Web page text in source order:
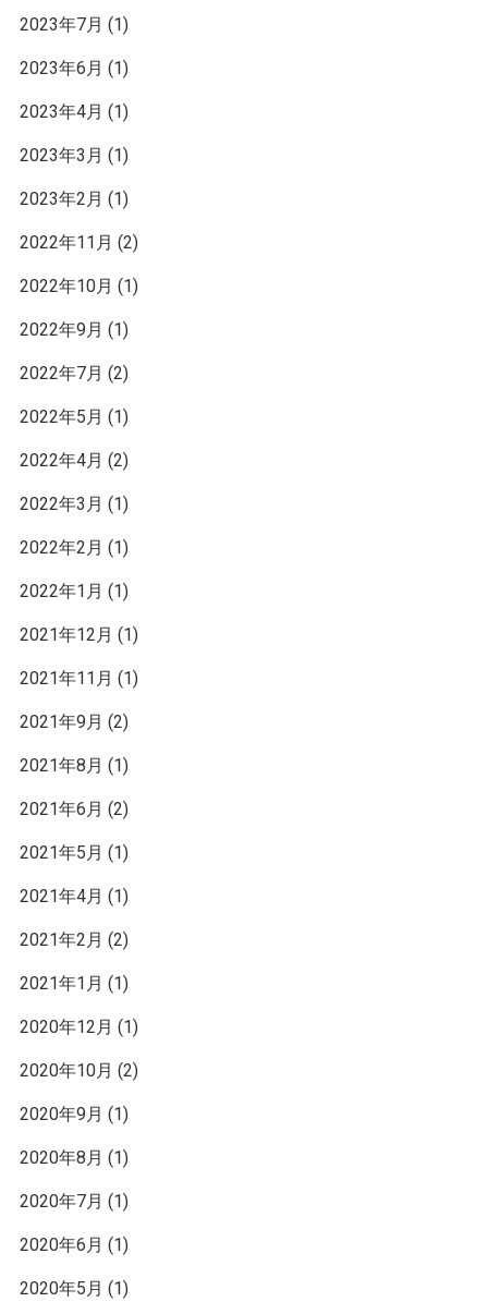
2023年7月 (1)
2023年6月 (1)
2023年4月 (1)
2023年3月 (1)
2023年2月 (1)
2022年11月 (2)
2022年10月 (1)
2022年9月 (1)
2022年7月 (2)
2022年5月 (1)
2022年4月 (2)
2022年3月 (1)
2022年2月 (1)
2022年1月 (1)
2021年12月 (1)
2021年11月 (1)
2021年9月 (2)
2021年8月 (1)
2021年6月 (2)
2021年5月 (1)
2021年4月 (1)
2021年2月 (2)
2021年1月 (1)
2020年12月 (1)
2020年10月 (2)
2020年9月 (1)
2020年8月 (1)
2020年7月 (1)
2020年6月 (1)
2020年5月 (1)